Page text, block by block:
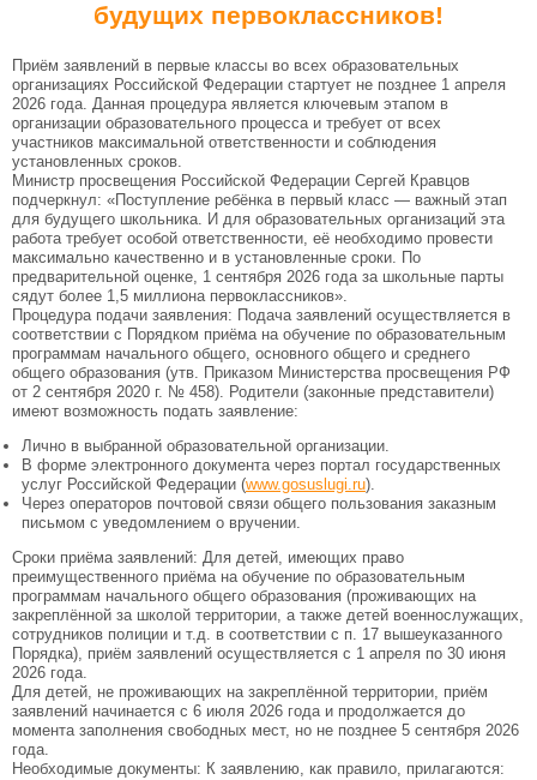
будущих первоклассников!
Приём заявлений в первые классы во всех образовательных
организациях Российской Федерации стартует не позднее 1 апреля
2026 года. Данная процедура является ключевым этапом в
организации образовательного процесса и требует от всех
участников максимальной ответственности и соблюдения
установленных сроков.
Министр просвещения Российской Федерации Сергей Кравцов
подчеркнул: «Поступление ребёнка в первый класс — важный этап
для будущего школьника. И для образовательных организаций эта
работа требует особой ответственности, её необходимо провести
максимально качественно и в установленные сроки. По
предварительной оценке, 1 сентября 2026 года за школьные парты
сядут более 1,5 миллиона первоклассников».
Процедура подачи заявления: Подача заявлений осуществляется в
соответствии с Порядком приёма на обучение по образовательным
программам начального общего, основного общего и среднего
общего образования (утв. Приказом Министерства просвещения РФ
от 2 сентября 2020 г. № 458). Родители (законные представители)
имеют возможность подать заявление:
Лично в выбранной образовательной организации.
В форме электронного документа через портал государственных
услуг Российской Федерации (www.gosuslugi.ru).
Через операторов почтовой связи общего пользования заказным
письмом с уведомлением о вручении.
Сроки приёма заявлений: Для детей, имеющих право
преимущественного приёма на обучение по образовательным
программам начального общего образования (проживающих на
закреплённой за школой территории, а также детей военнослужащих,
сотрудников полиции и т.д. в соответствии с п. 17 вышеуказанного
Порядка), приём заявлений осуществляется с 1 апреля по 30 июня
2026 года.
Для детей, не проживающих на закреплённой территории, приём
заявлений начинается с 6 июля 2026 года и продолжается до
момента заполнения свободных мест, но не позднее 5 сентября 2026
года.
Необходимые документы: К заявлению, как правило, прилагаются: